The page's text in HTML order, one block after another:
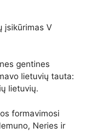
įsikūrimas V
gentines
lietuvių tauta:
lietuvių.
formavimosi
Neries ir